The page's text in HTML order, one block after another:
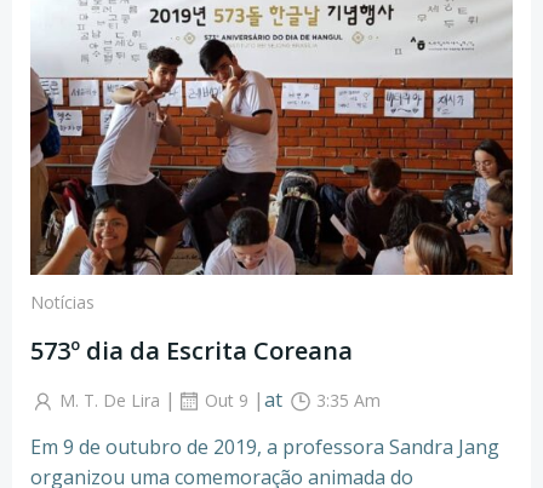
Notícias
573º dia da Escrita Coreana
M. T. De Lira | Out 9 |at 3:35 Am
Em 9 de outubro de 2019, a professora Sandra Jang
organizou uma comemoração animada do